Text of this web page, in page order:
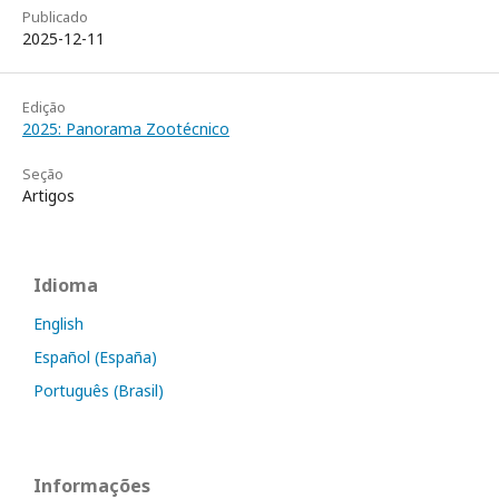
Publicado
2025-12-11
Edição
2025: Panorama Zootécnico
Seção
Artigos
Idioma
English
Español (España)
Português (Brasil)
Informações